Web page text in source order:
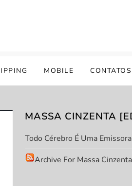
MOBILE CONTATOS
MASSA CINZENTA
Todo Cérebro É Uma Emissora
Archive For Massa